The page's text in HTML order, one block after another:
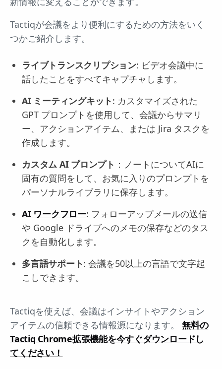
Tactiqが会議をより便利にするための方法をいく
つかご紹介します。
ライブトランスクリプション: ビデオ会議中に
話したことをすべてキャプチャします。
AI ミーティングキット: カスタマイズされた
GPT プロンプトを使用して、会議からサマリ
ー、アクションアイテム、または Jira タスクを
作成します。
カスタム AI プロンプト ：ノートについてAIに
固有の質問をして、お気に入りのプロンプトを
パーソナルライブラリに保存します。
AI ワークフロー: フォローアップメールの送信
や Google ドライブへのメモの保存などのタス
クを自動化します。
多言語サポート: 会議を50以上の言語で文字起
こしできます。
Tactiqを使えば、会議はインサイトやアクション
アイテムの信頼できる情報源になります。 無料の
Tactiq Chrome拡張機能を今すぐダウンロードし
てください！